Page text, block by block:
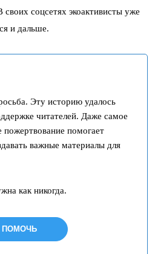
соцсетях экоактивисты уже
и дальше.
Эту историю удалось
читателей. Даже самое
помогает
важные материалы для
как никогда.
ПОМОЧЬ